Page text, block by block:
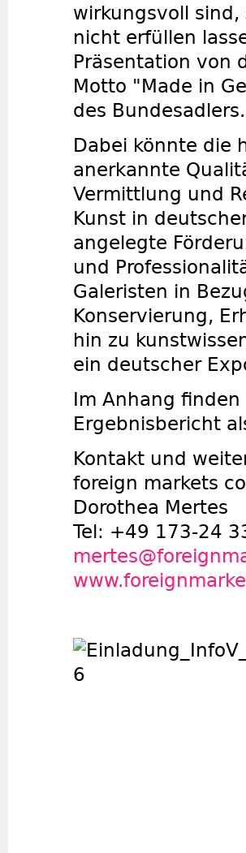
wirkungsvoll
nicht erfüllen
Präsentation von
Motto "Made in
des Bundesadlers.
Dabei könnte die
anerkannte
Vermittlung und
Kunst in
angelegte
und
Galeristen in
Konservierung,
hin zu
ein deutscher
Im Anhang finden
Ergebnisbericht
Kontakt und
foreign markets
Dorothea Mertes
Tel: +49 173-­24